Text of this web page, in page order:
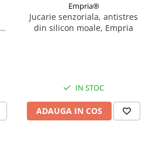
Empria®
Jucarie senzoriala, antistres
din silicon moale, Empria
IN STOC
ADAUGA IN COS